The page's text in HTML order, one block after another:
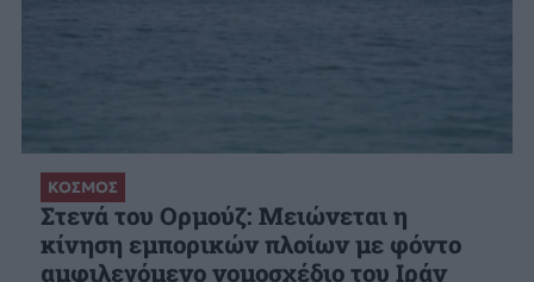
ΚΟΣΜΟΣ
Στενά του Ορμούζ: Μειώνεται η
κίνηση εμπορικών πλοίων με φόντο
αμφιλεγόμενο νομοσχέδιο του Ιράν